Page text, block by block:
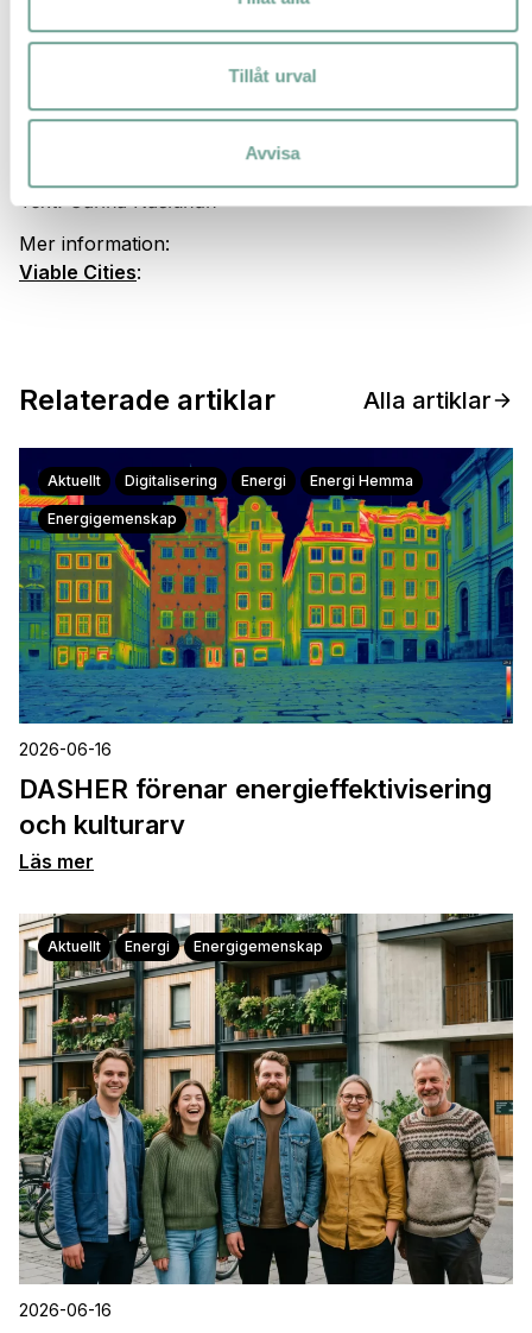
Tillåt urval
Avvisa
november och leder en paneldebatt representanter
systemoperatörer om vad som krävs för att finansiera
klimatneutrala städer.
Text: Carina Näslundh
Mer information:
Viable Cities:
Relaterade artiklar Alla artiklar
Aktuellt Digitalisering Energi Energi Hemma
Energigemenskap
2026-06-16
DASHER förenar energieffektivisering
och kulturarv
Läs mer
Aktuellt Energi Energigemenskap
2026-06-16